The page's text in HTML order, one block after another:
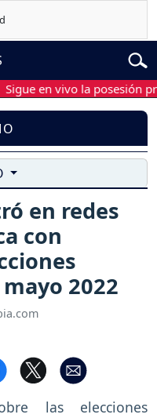
en vivo la posesión
en redes
con
2022